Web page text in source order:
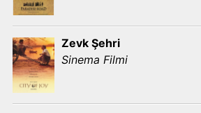
Zevk Şehri
Sinema Filmi